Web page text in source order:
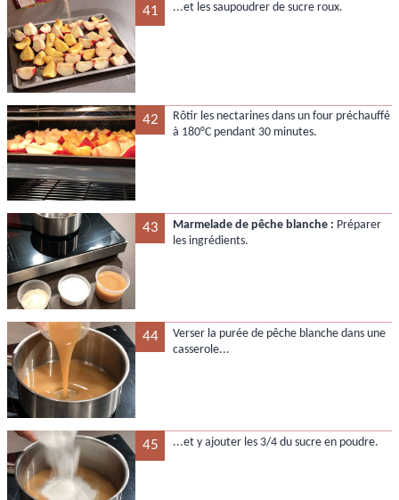
41 ...et les saupoudrer de sucre roux.
42
Rôtir les nectarines dans un four préchauffé
à 180°C pendant 30 minutes.
43 Marmelade de pêche blanche : Préparer
les ingrédients.
44
Verser la purée de pêche blanche dans une
casserole...
45 ...et y ajouter les 3/4 du sucre en poudre.